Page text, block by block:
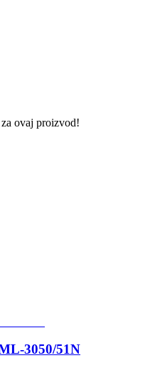
ovaj proizvod!
3050/51N